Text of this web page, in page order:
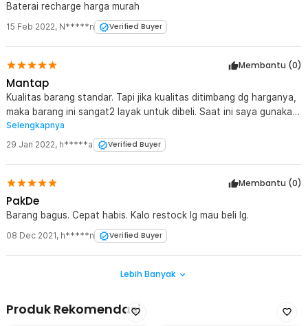
Baterai recharge harga murah
15 Feb 2022, N*****n Verified Buyer
Membantu (0)
Mantap
Kualitas barang standar. Tapi jika kualitas ditimbang dg harganya,
maka barang ini sangat2 layak untuk dibeli. Saat ini saya gunakan
untuk mixer kopi, lumayan kenceng putarannya.
Selengkapnya
29 Jan 2022, h*****a Verified Buyer
Membantu (0)
PakDe
Barang bagus. Cepat habis. Kalo restock lg mau beli lg.
08 Dec 2021, h*****n Verified Buyer
Lebih Banyak
Produk Rekomendasi